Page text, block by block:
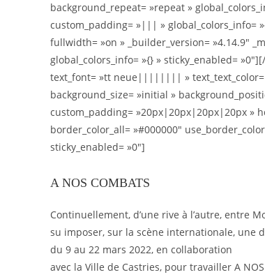
background_repeat= »repeat »
custom_padding= »||| » global_colors_info=
fullwidth= »on » _builder_version= »4.14.9″
global_colors_info= »{} » sticky_enabled=
text_font= »tt neue|||||||| » text_text_color=
background_size= »initial »
custom_padding= »20px|20px|20px|20px »
border_color_all= »#000000″
sticky_enabled= »0″]
A NOS COMBATS
Continuellement, d’une rive à l’autre, entre
su imposer, sur la scène internationale, une
du 9 au 22 mars 2022, en collaboration
avec la Ville de Castries, pour travailler A